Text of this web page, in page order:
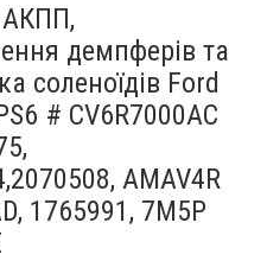
демпферів та
соленоїдів Ford
# CV6R7000AC
AMAV4R
1765991, 7M5P